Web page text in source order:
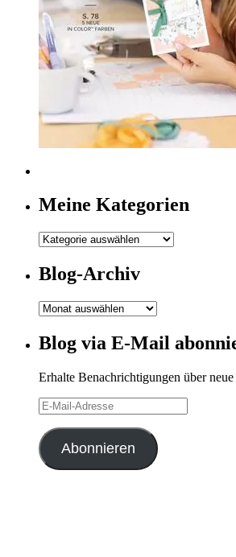
Meine Kategorien
Meine
Blog-Archiv
Blog-
Blog via E-Mail
Erhalte Benachrichtigungen über
E-
Mail-
Adresse
Abonnieren